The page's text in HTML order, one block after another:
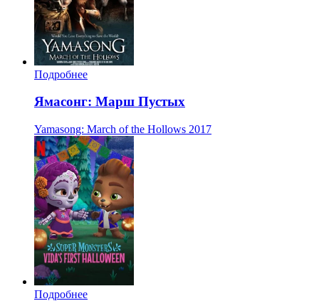
Подробнее
Ямасонг: Марш Пустых
Yamasong: March of the Hollows 2017
Подробнее